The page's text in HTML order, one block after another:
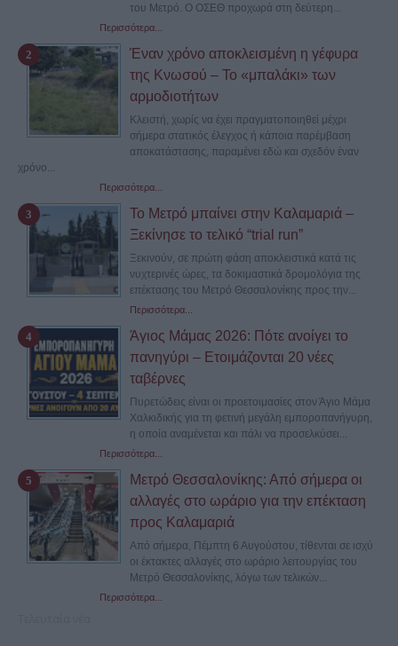
του Μετρό. Ο ΟΣΕΘ προχωρά στη δεύτερη...
Περισσότερα...
Έναν χρόνο αποκλεισμένη η γέφυρα
της Κνωσού – Το «μπαλάκι» των
αρμοδιοτήτων
Κλειστή, χωρίς να έχει πραγματοποιηθεί μέχρι
σήμερα στατικός έλεγχος ή κάποια παρέμβαση
αποκατάστασης, παραμένει εδώ και σχεδόν έναν
χρόνο...
Περισσότερα...
Το Μετρό μπαίνει στην Καλαμαριά –
Ξεκίνησε το τελικό “trial run”
Ξεκινούν, σε πρώτη φάση αποκλειστικά κατά τις
νυχτερινές ώρες, τα δοκιμαστικά δρομολόγια της
επέκτασης του Μετρό Θεσσαλονίκης προς την...
Περισσότερα...
Άγιος Μάμας 2026: Πότε ανοίγει το
πανηγύρι – Ετοιμάζονται 20 νέες
ταβέρνες
Πυρετώδεις είναι οι προετοιμασίες στον Άγιο Μάμα
Χαλκιδικής για τη φετινή μεγάλη εμποροπανήγυρη,
η οποία αναμένεται και πάλι να προσελκύσει...
Περισσότερα...
Μετρό Θεσσαλονίκης: Από σήμερα οι
αλλαγές στο ωράριο για την επέκταση
προς Καλαμαριά
Από σήμερα, Πέμπτη 6 Αυγούστου, τίθενται σε ισχύ
οι έκτακτες αλλαγές στο ωράριο λειτουργίας του
Μετρό Θεσσαλονίκης, λόγω των τελικών...
Περισσότερα...